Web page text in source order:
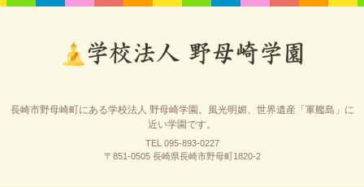
長崎市野母崎町にある学校法人 野母崎学園。風光明媚、世界遺産「軍艦島」に
近い学園です。
TEL 095-893-0227
〒851-0505 長崎県長崎市野母町1820-2